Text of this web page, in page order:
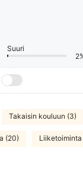
Suuri
Takaisin kouluun (3)
(20) Liiketoiminta